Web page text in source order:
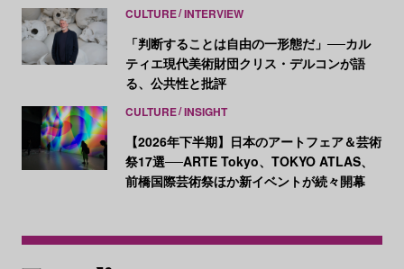
CULTURE INTERVIEW
「判断することは自由の一形態だ」──カル
ティエ現代美術財団クリス・デルコンが語
る、公共性と批評
CULTURE INSIGHT
【2026年下半期】日本のアートフェア＆芸術
祭17選──ARTE Tokyo、TOKYO ATLAS、
前橋国際芸術祭ほか新イベントが続々開幕